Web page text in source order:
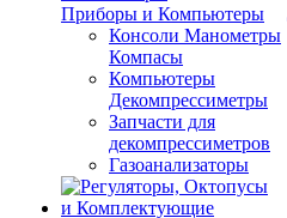
Приборы и Компьютеры
Консоли Манометры
Компасы
Компьютеры
Декомпрессиметры
Запчасти для
декомпрессиметров
Газоанализаторы